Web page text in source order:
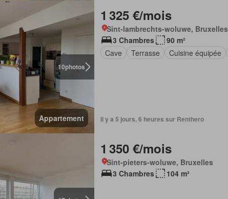
10photos
Appartement
1 325 €/mois
Sint-lambrechts-woluwe, Bruxelles
3 Chambres
90 m²
Cave
Terrasse Cuisine équipée
Il y a 5 jours, 6 heures sur Renthero
1 350 €/mois
Sint-pieters-woluwe, Bruxelles
3 Chambres
104 m²